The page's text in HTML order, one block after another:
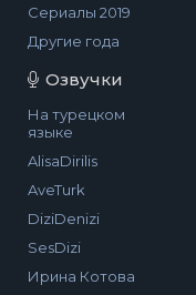
Сериалы 2019
Другие года
Озвучки
На турецком
языке
AlisaDirilis
AveTurk
DiziDenizi
SesDizi
Ирина Котова